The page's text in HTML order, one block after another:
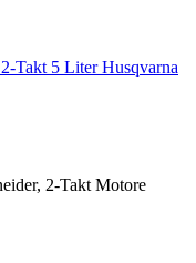
Husqvarna
2-Takt Motore